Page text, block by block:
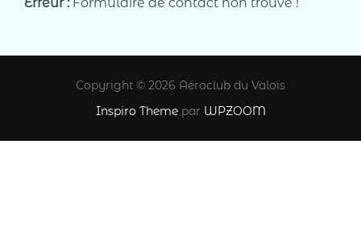
Copyright © 2026 Aéroclub du Valois
Inspiro Themepar WPZOOM